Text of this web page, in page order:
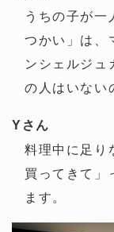
うちの子が一
つかい」は、
ンシェルジュ
の人はいない
Yさん
料理中に足り
買ってきて」
ます。